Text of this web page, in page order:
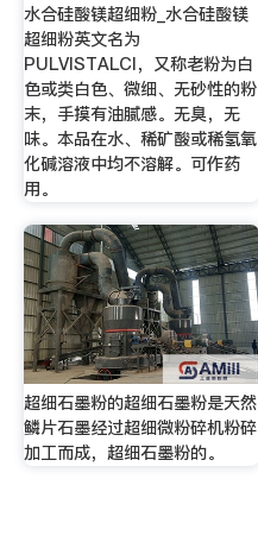
水合硅酸镁超细粉_水合硅酸镁
超细粉英文名为
PULVISTALCI，又称老粉为白
色或类白色、微细、无砂性的粉
末，手摸有油腻感。无臭，无
味。本品在水、稀矿酸或稀氢氧
化碱溶液中均不溶解。可作药
用。
超细石墨粉的超细石墨粉是天然
鳞片石墨经过超细微粉碎机粉碎
加工而成，超细石墨粉的。